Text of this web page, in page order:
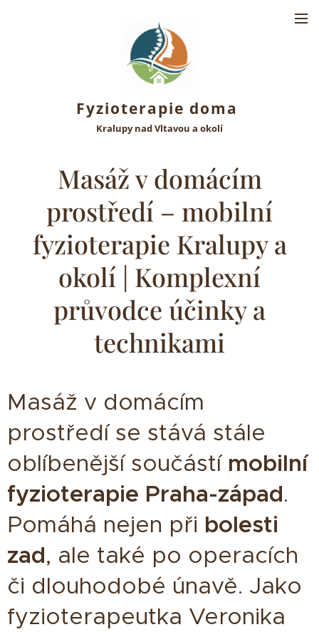
Fyzioterapie doma
Kralupy nad Vltavou a okolí
Masáž v domácím
prostředí – mobilní
fyzioterapie Kralupy a
okolí | Komplexní
průvodce účinky a
technikami
Masáž v domácím
prostředí se stává stále
oblíbenější součástí mobilní
fyzioterapie Praha-západ.
Pomáhá nejen při bolesti
zad, ale také po operacích
či dlouhodobé únavě. Jako
fyzioterapeutka Veronika